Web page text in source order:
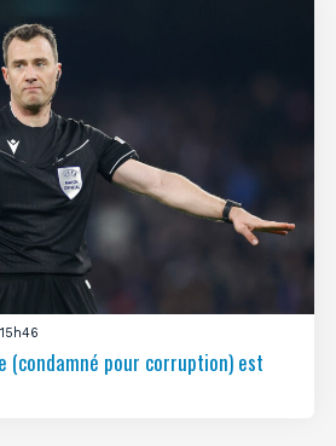
(condamné pour corruption) est